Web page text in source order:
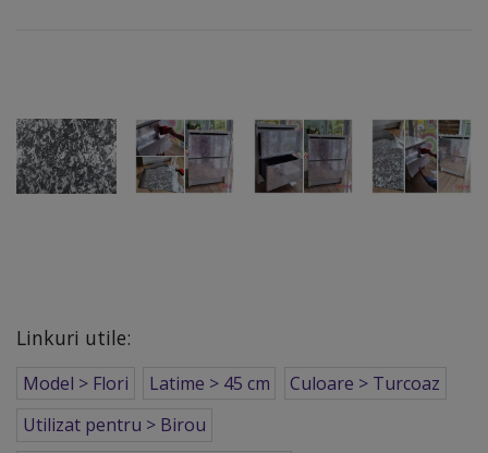
Linkuri utile:
Model > Flori Latime > 45 cm
Culoare > Turcoaz
Utilizat pentru > Birou